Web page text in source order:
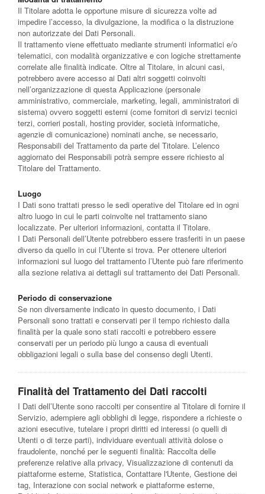
Il Titolare adotta le opportune misure di sicurezza volte ad
impedire l’accesso, la divulgazione, la modifica o la distruzione
non autorizzate dei Dati Personali.
Il trattamento viene effettuato mediante strumenti informatici e/o
telematici, con modalità organizzative e con logiche strettamente
correlate alle finalità indicate. Oltre al Titolare, in alcuni casi,
potrebbero avere accesso ai Dati altri soggetti coinvolti
nell’organizzazione di questa Applicazione (personale
amministrativo, commerciale, marketing, legali, amministratori di
sistema) ovvero soggetti esterni (come fornitori di servizi tecnici
terzi, corrieri postali, hosting provider, società informatiche,
agenzie di comunicazione) nominati anche, se necessario,
Responsabili del Trattamento da parte del Titolare. L’elenco
aggiornato dei Responsabili potrà sempre essere richiesto al
Titolare del Trattamento.
Luogo
I Dati sono trattati presso le sedi operative del Titolare ed in ogni
altro luogo in cui le parti coinvolte nel trattamento siano
localizzate. Per ulteriori informazioni, contatta il Titolare.
I Dati Personali dell’Utente potrebbero essere trasferiti in un paese
diverso da quello in cui l’Utente si trova. Per ottenere ulteriori
informazioni sul luogo del trattamento l’Utente può fare riferimento
alla sezione relativa ai dettagli sul trattamento dei Dati Personali.
Periodo di conservazione
Se non diversamente indicato in questo documento, i Dati
Personali sono trattati e conservati per il tempo richiesto dalla
finalità per la quale sono stati raccolti e potrebbero essere
conservati per un periodo più lungo a causa di eventuali
obbligazioni legali o sulla base del consenso degli Utenti.
Finalità del Trattamento dei Dati raccolti
I Dati dell’Utente sono raccolti per consentire al Titolare di fornire il
Servizio, adempiere agli obblighi di legge, rispondere a richieste o
azioni esecutive, tutelare i propri diritti ed interessi (o quelli di
Utenti o di terze parti), individuare eventuali attività dolose o
fraudolente, nonché per le seguenti finalità: Raccolta delle
preferenze relative alla privacy, Visualizzazione di contenuti da
piattaforme esterne, Statistica, Contattare l'Utente, Gestione dei
tag, Interazione con social network e piattaforme esterne,